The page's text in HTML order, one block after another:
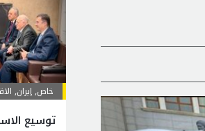
خاص,إيران,
توسيع